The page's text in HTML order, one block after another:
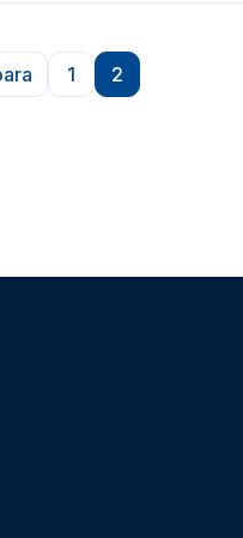
anterioară
Pagina
1
Pagina
2